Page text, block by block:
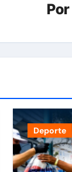
Por
Deporte